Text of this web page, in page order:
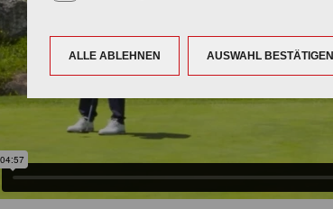
ALLE ABLEHNEN AUSWAHL BESTÄTIGEN